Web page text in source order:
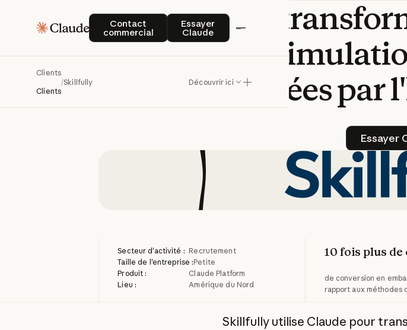
Contact
commercial
Contact commercial
Essayer
Claude
Essayer Claude
Clients
Clients
/Skillfully Découvrir ici
Skillfully
grâceàdes
optimiséespar
Essayer
Secteur d'activité : Recrutement
Taille de l'entreprise :Petite
Produit :
Claude Platform
Lieu :
Amérique du Nord
10 fois plus de
de conversion en
rapport aux méthodes
Skillfully utilise Claude pour